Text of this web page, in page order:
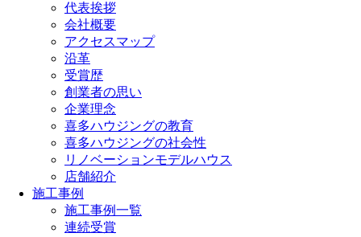
代表挨拶
会社概要
アクセスマップ
沿革
受賞歴
創業者の思い
企業理念
喜多ハウジングの教育
喜多ハウジングの社会性
リノベーションモデルハウス
店舗紹介
施工事例
施工事例一覧
連続受賞